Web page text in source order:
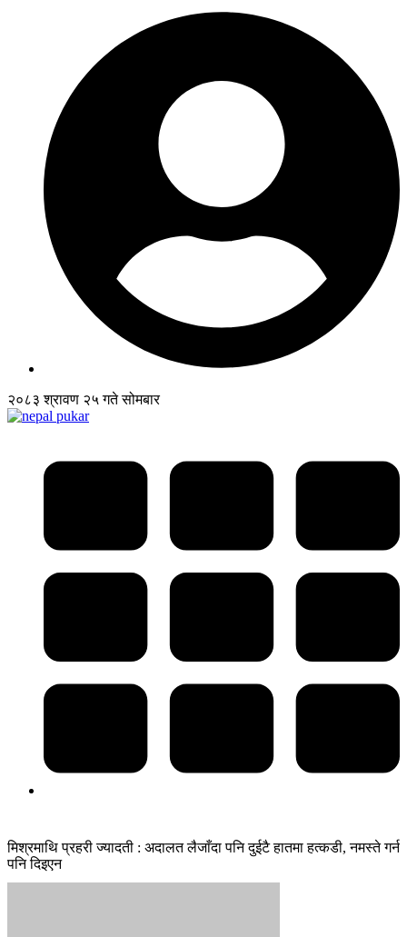
२०८३ श्रावण २५ गते सोमबार
मिश्रमाथि प्रहरी ज्यादती : अदालत लैजाँदा पनि दुईटै हातमा हत्कडी, नमस्ते गर्न
पनि दिइएन